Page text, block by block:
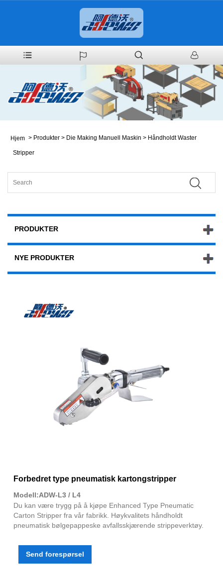
Hjem > Produkter > Die Making Manuell Maskin > Håndholdt Waster
Stripper
PRODUKTER
NYE PRODUKTER
Forbedret type pneumatisk kartongstripper
Modell:ADW-L3 / L4
Du kan være trygg på å kjøpe Enhanced Type Pneumatic
Carton Stripper fra vår fabrikk. Høykvalitets håndholdt
pneumatisk bølgepappeske avfallsskjærende strippeverktøy.
Send forespørsel